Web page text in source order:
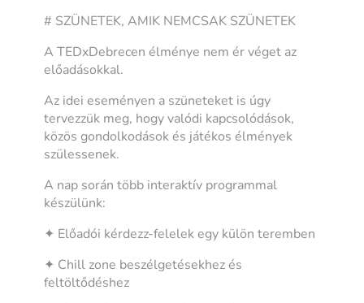
# SZÜNETEK, AMIK NEMCSAK SZÜNETEK
A TEDxDebrecen élménye nem ér véget az
előadásokkal.
Az idei eseményen a szüneteket is úgy
tervezzük meg, hogy valódi kapcsolódások,
közös gondolkodások és játékos élmények
szülessenek.
A nap során több interaktív programmal
készülünk:
✦ Előadói kérdezz-felelek egy külön teremben
✦ Chill zone beszélgetésekhez és
feltöltődéshez